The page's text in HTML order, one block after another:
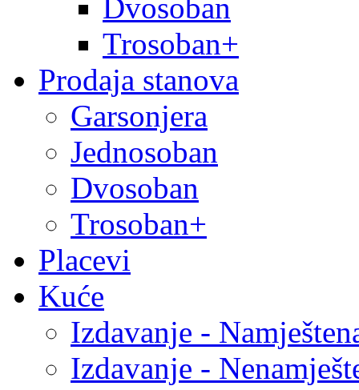
Dvosoban
Trosoban+
Prodaja stanova
Garsonjera
Jednosoban
Dvosoban
Trosoban+
Placevi
Kuće
Izdavanje -
Izdavanje -